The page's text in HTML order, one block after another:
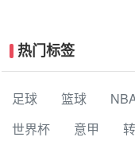
热门标签
足球 篮球
世界杯
意甲